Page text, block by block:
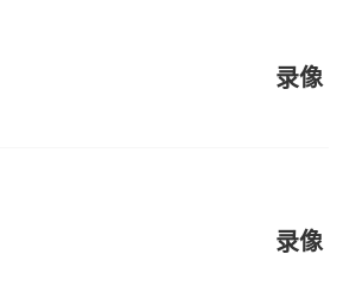
录像
录像